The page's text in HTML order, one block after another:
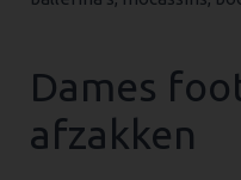
Dames
afzakken